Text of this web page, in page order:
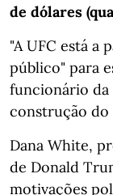
de dólares
"A UFC está a
público" para
funcionário da
construção
Dana White,
de Donald
motivações